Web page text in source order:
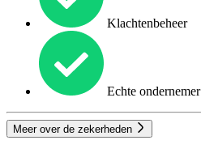
Klachtenbeheer
Echte ondernemer
Meer over de zekerheden